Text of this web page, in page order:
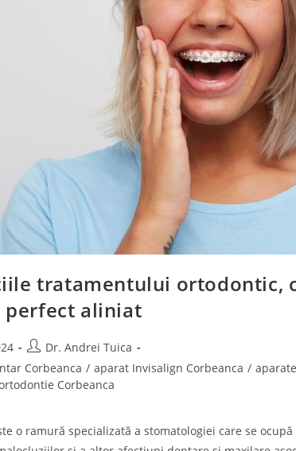
tratamentului ortodontic,
perfect aliniat
Dr. Andrei Tuica
Corbeanca / aparat Invisalign Corbeanca /
Corbeanca
o ramură specializată a stomatologiei care se